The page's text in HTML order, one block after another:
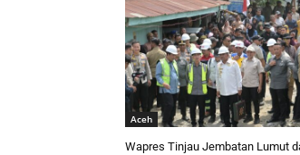
Aceh
Wapres Tinjau Jembatan Lumut